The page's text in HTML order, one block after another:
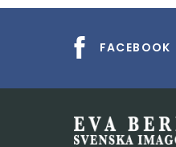
FACEBOOK